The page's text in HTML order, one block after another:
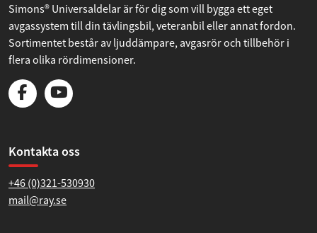
Simons® Universaldelar är för dig som vill bygga ett eget
avgassystem till din tävlingsbil, veteranbil eller annat fordon.
Sortimentet består av ljuddämpare, avgasrör och tillbehör i
flera olika rördimensioner.
Kontakta oss
+46 (0)321-530930
mail@ray.se